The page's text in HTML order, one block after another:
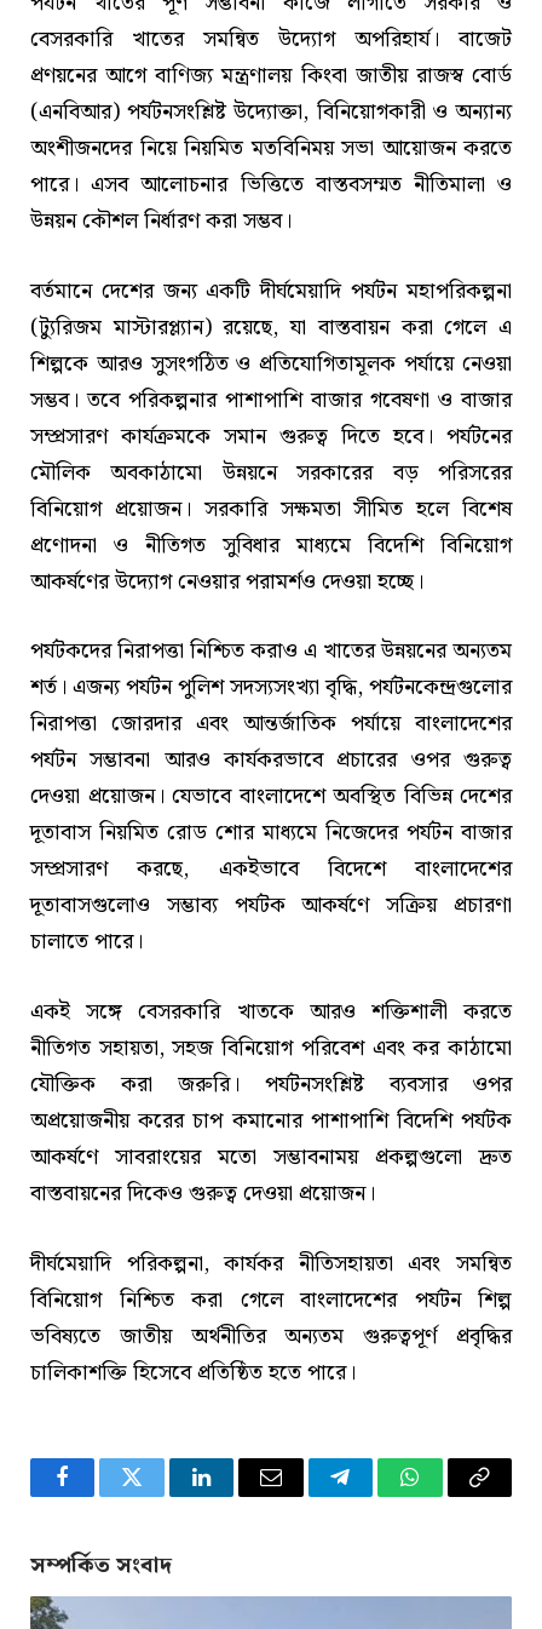
বেসরকারি খাতের সমন্বিত উদ্যোগ অপরিহার্য। বাজেট
প্রণয়নের আগে বাণিজ্য মন্ত্রণালয় কিংবা জাতীয় রাজস্ব বোর্ড
(এনবিআর) পর্যটনসংশ্লিষ্ট উদ্যোক্তা, বিনিয়োগকারী ও অন্যান্য
অংশীজনদের নিয়ে নিয়মিত মতবিনিময় সভা আয়োজন করতে
পারে। এসব আলোচনার ভিত্তিতে বাস্তবসম্মত নীতিমালা ও
উন্নয়ন কৌশল নির্ধারণ করা সম্ভব।
বর্তমানে দেশের জন্য একটি দীর্ঘমেয়াদি পর্যটন মহাপরিকল্পনা
(ট্যুরিজম মাস্টারপ্ল্যান) রয়েছে, যা বাস্তবায়ন করা গেলে এ
শিল্পকে আরও সুসংগঠিত ও প্রতিযোগিতামূলক পর্যায়ে নেওয়া
সম্ভব। তবে পরিকল্পনার পাশাপাশি বাজার গবেষণা ও বাজার
সম্প্রসারণ কার্যক্রমকে সমান গুরুত্ব দিতে হবে। পর্যটনের
মৌলিক অবকাঠামো উন্নয়নে সরকারের বড় পরিসরের
বিনিয়োগ প্রয়োজন। সরকারি সক্ষমতা সীমিত হলে বিশেষ
প্রণোদনা ও নীতিগত সুবিধার মাধ্যমে বিদেশি বিনিয়োগ
আকর্ষণের উদ্যোগ নেওয়ার পরামর্শও দেওয়া হচ্ছে।
পর্যটকদের নিরাপত্তা নিশ্চিত করাও এ খাতের উন্নয়নের অন্যতম
শর্ত। এজন্য পর্যটন পুলিশ সদস্যসংখ্যা বৃদ্ধি, পর্যটনকেন্দ্রগুলোর
নিরাপত্তা জোরদার এবং আন্তর্জাতিক পর্যায়ে বাংলাদেশের
পর্যটন সম্ভাবনা আরও কার্যকরভাবে প্রচারের ওপর গুরুত্ব
দেওয়া প্রয়োজন। যেভাবে বাংলাদেশে অবস্থিত বিভিন্ন দেশের
দূতাবাস নিয়মিত রোড শোর মাধ্যমে নিজেদের পর্যটন বাজার
সম্প্রসারণ করছে, একইভাবে বিদেশে বাংলাদেশের
দূতাবাসগুলোও সম্ভাব্য পর্যটক আকর্ষণে সক্রিয় প্রচারণা
চালাতে পারে।
একই সঙ্গে বেসরকারি খাতকে আরও শক্তিশালী করতে
নীতিগত সহায়তা, সহজ বিনিয়োগ পরিবেশ এবং কর কাঠামো
যৌক্তিক করা জরুরি। পর্যটনসংশ্লিষ্ট ব্যবসার ওপর
অপ্রয়োজনীয় করের চাপ কমানোর পাশাপাশি বিদেশি পর্যটক
আকর্ষণে সাবরাংয়ের মতো সম্ভাবনাময় প্রকল্পগুলো দ্রুত
বাস্তবায়নের দিকেও গুরুত্ব দেওয়া প্রয়োজন।
দীর্ঘমেয়াদি পরিকল্পনা, কার্যকর নীতিসহায়তা এবং সমন্বিত
বিনিয়োগ নিশ্চিত করা গেলে বাংলাদেশের পর্যটন শিল্প
ভবিষ্যতে জাতীয় অর্থনীতির অন্যতম গুরুত্বপূর্ণ প্রবৃদ্ধির
চালিকাশক্তি হিসেবে প্রতিষ্ঠিত হতে পারে।
FacebookTwitter LinkedInEmail TelegramWhatsApp
Copy
সম্পর্কিত সংবাদ